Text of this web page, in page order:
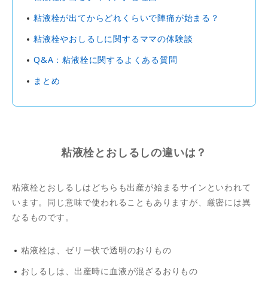
粘液栓が出てからどれくらいで陣痛が始まる？
粘液栓やおしるしに関するママの体験談
Q&A：粘液栓に関するよくある質問
まとめ
粘液栓とおしるしの違いは？
粘液栓とおしるしはどちらも出産が始まるサインといわれて
います。同じ意味で使われることもありますが、厳密には異
なるものです。
粘液栓は、ゼリー状で透明のおりもの
おしるしは、出産時に血液が混ざるおりもの